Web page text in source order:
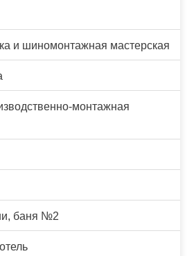
и шиномонтажная мастерская
монтажная
баня №2